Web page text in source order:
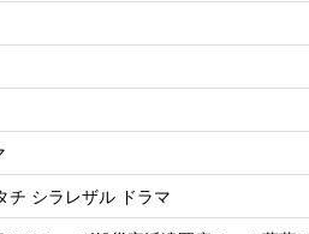
チ シラレザル ドラマ